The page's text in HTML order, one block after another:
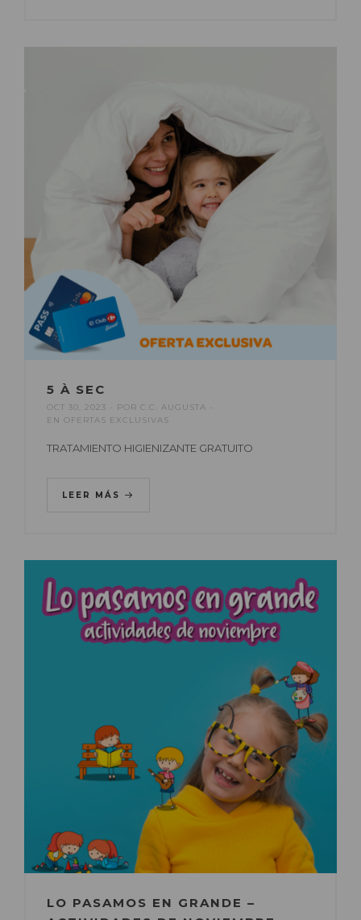
5 À SEC
OCT 30, 2023 POR C.C. AUGUSTA
EN OFERTAS EXCLUSIVAS
TRATAMIENTO HIGIENIZANTE GRATUITO
LEER MÁS
LO PASAMOS EN GRANDE –